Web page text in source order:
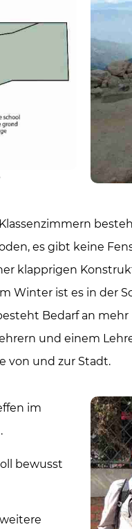
es gibt keine
klapprigen
Winter ist es in der
Bedarf an
und einem
von und zur Stadt.
im
bewusst